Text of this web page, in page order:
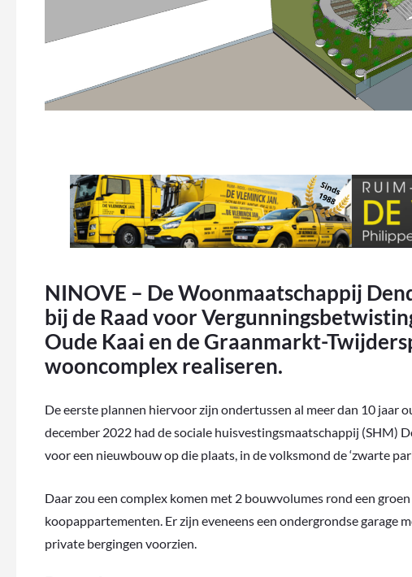
NINOVE – De Woonmaatschappij
bij de Raad voor
Oude Kaai en de Graanmarkt-
wooncomplex realiseren.
De eerste plannen hiervoor zijn ondertussen al meer dan 10 jaar
december 2022 had de sociale huisvestingsmaatschappij (SHM)
voor een nieuwbouw op die plaats, in de volksmond de ‘zwarte
Daar zou een complex komen met 2 bouwvolumes rond een
koopappartementen. Er zijn eveneens een ondergrondse garage
private bergingen voorzien.